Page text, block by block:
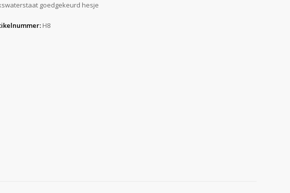
goedgekeurd hesje
H8